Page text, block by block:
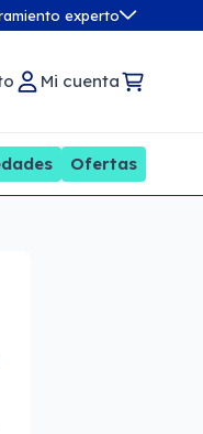
experto
Mi cuenta
Ofertas